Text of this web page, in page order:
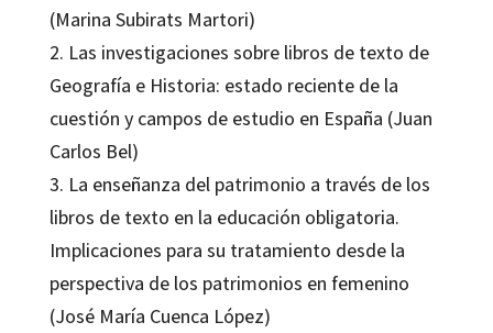
(Marina Subirats Martori)
2. Las investigaciones sobre libros de texto de
Geografía e Historia: estado reciente de la
cuestión y campos de estudio en España (Juan
Carlos Bel)
3. La enseñanza del patrimonio a través de los
libros de texto en la educación obligatoria.
Implicaciones para su tratamiento desde la
perspectiva de los patrimonios en femenino
(José María Cuenca López)